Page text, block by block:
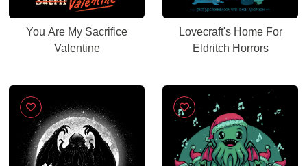
You Are My Sacrifice
Valentine
Lovecraft's Home For
Eldritch Horrors